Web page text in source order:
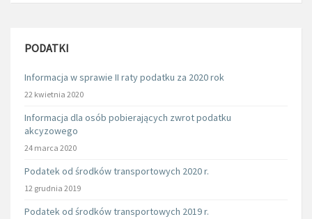
PODATKI
Informacja w sprawie II raty podatku za 2020 rok
22 kwietnia 2020
Informacja dla osób pobierających zwrot podatku
akcyzowego
24 marca 2020
Podatek od środków transportowych 2020 r.
12 grudnia 2019
Podatek od środków transportowych 2019 r.